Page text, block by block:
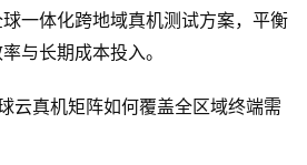
球一体化跨地域真机测试方案，平衡
与长期成本投入。
云真机矩阵如何覆盖全区域终端需